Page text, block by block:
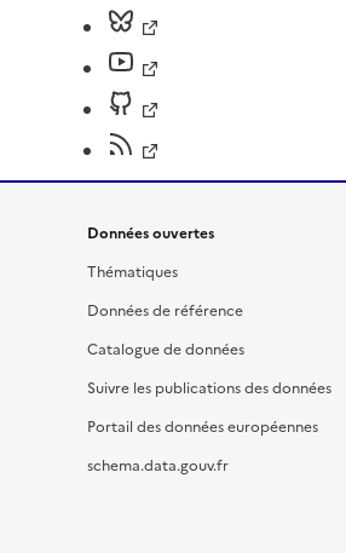
Données ouvertes
Thématiques
Données de référence
Catalogue de données
Suivre les publications des données
Portail des données européennes
schema.data.gouv.fr